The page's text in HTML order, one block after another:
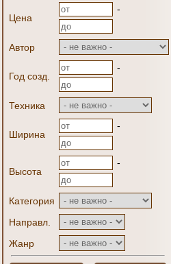
Цена
-
Автор
Год созд.
-
Техника
Ширина
-
Высота
-
Категория
Направл.
Жанр